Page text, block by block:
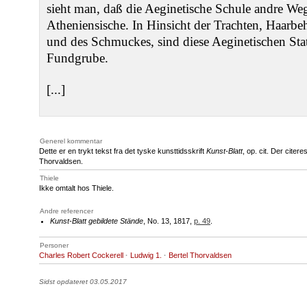
sieht man, daß die Aeginetische Schule andre
Atheniensische. In Hinsicht der Trachten,
und des Schmuckes, sind diese Aeginetischen
Fundgrube.
[...]
Generel kommentar
Dette er en trykt tekst fra det tyske kunsttidsskrift Kunst-Blatt, op. cit. Der
Thorvaldsen.
Thiele
Ikke omtalt hos Thiele.
Andre referencer
Kunst-Blatt gebildete Stände , No. 13, 1817, p. 49
Personer
Charles Robert Cockerell · Ludwig 1. · Bertel Thorvaldsen
Sidst opdateret 03.05.2017